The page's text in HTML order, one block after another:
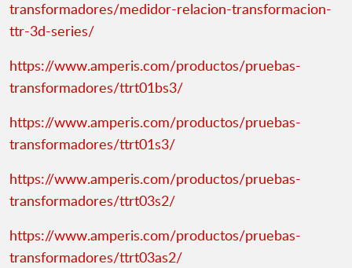
transformadores/medidor-relacion-transformacion-
ttr-3d-series/
https://www.amperis.com/productos/pruebas-
transformadores/ttrt01bs3/
https://www.amperis.com/productos/pruebas-
transformadores/ttrt01s3/
https://www.amperis.com/productos/pruebas-
transformadores/ttrt03s2/
https://www.amperis.com/productos/pruebas-
transformadores/ttrt03as2/